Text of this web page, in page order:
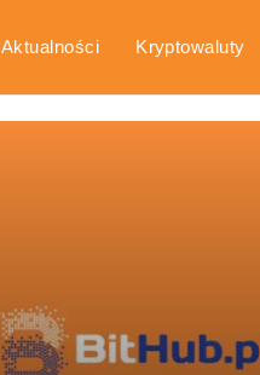
Aktualności Kryptowaluty